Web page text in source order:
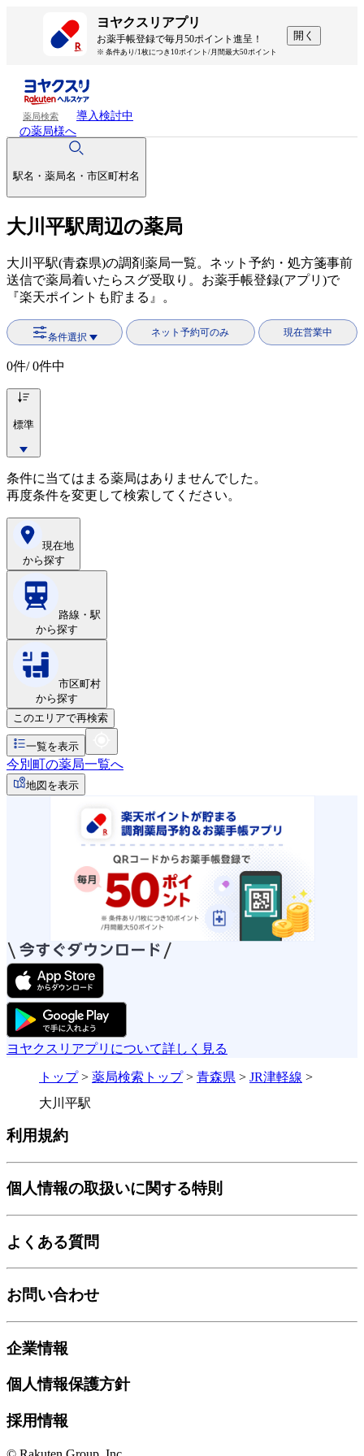
ヨヤクスリアプリ
お薬手帳登録で毎月50ポイント進呈！
※ 条件あり/1枚につき10ポイント/月間最大50ポイント
開く
薬局検索
導入検討中
の薬局様へ
駅名・薬局名・市区町村名
大川平駅周辺の薬局
大川平駅(青森県)の調剤薬局一覧。ネット予約・処方箋事前
送信で薬局着いたらスグ受取り。お薬手帳登録(アプリ)で
『楽天ポイントも貯まる』。
条件選択 ネット予約可のみ 現在営業中
0件/ 0件中
標準
条件に当てはまる薬局はありませんでした。
再度条件を変更して検索してください。
現在地
から探す
路線・駅
から探す
市区町村
から探す
このエリアで再検索
一覧を表示
今別町の薬局一覧へ
地図を表示
ヨヤクスリアプリについて詳しく見る
トップ> 薬局検索トップ> 青森県 > JR津軽線 >
大川平駅
利用規約
個人情報の取扱いに関する特則
よくある質問
お問い合わせ
企業情報
個人情報保護方針
採用情報